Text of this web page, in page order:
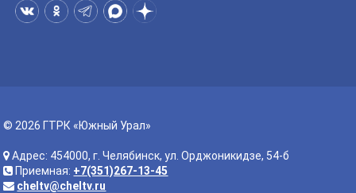
© 2026 ГТРК «Южный Урал»
Адрес: 454000, г. Челябинск, ул. Орджоникидзе, 54-б
Приемная: +7(351)267-13-45
cheltv@cheltv.ru